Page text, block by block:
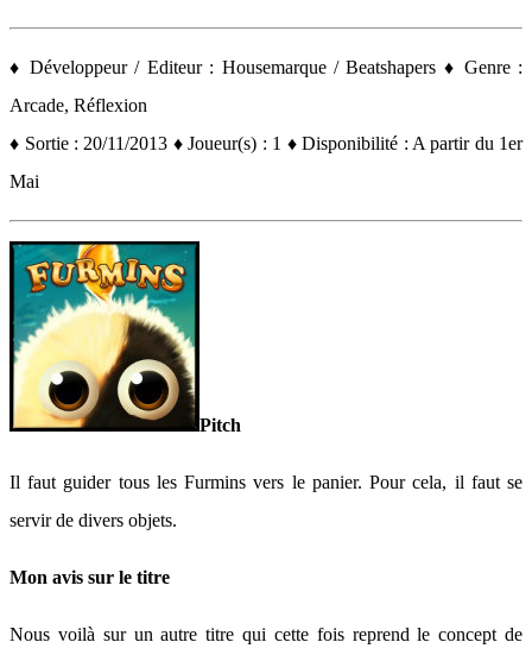
♦ Développeur / Editeur : Housemarque / Beatshapers ♦ Genre :
Arcade, Réflexion
♦ Sortie : 20/11/2013 ♦ Joueur(s) : 1 ♦ Disponibilité : A partir du 1er
Mai
Pitch
Il faut guider tous les Furmins vers le panier. Pour cela, il faut se
servir de divers objets.
Mon avis sur le titre
Nous voilà sur un autre titre qui cette fois reprend le concept de